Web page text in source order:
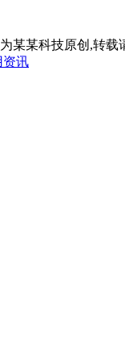
某某科技原创,转
资讯